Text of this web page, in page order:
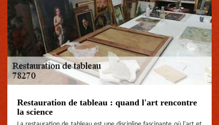
Restauration de tableau : quand l'art rencontre
la science